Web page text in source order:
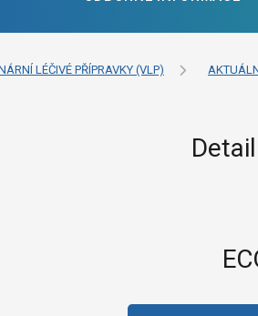
LÉČIVÉ PŘÍPRAVKY (VLP)